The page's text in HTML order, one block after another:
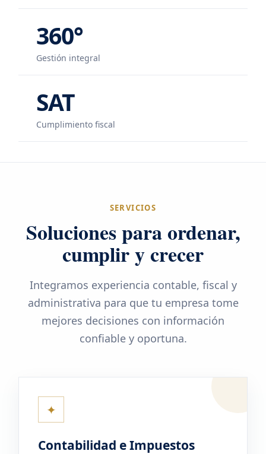
360°
Gestión integral
SAT
Cumplimiento fiscal
SERVICIOS
Soluciones para ordenar,
cumplir y crecer
Integramos experiencia contable, fiscal y
administrativa para que tu empresa tome
mejores decisiones con información
confiable y oportuna.
✦
Contabilidad e Impuestos